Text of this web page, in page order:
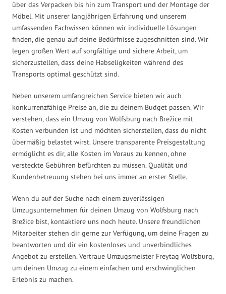
über das Verpacken bis hin zum Transport und der Montage der
Möbel. Mit unserer langjährigen Erfahrung und unserem
umfassenden Fachwissen können wir individuelle Lösungen
finden, die genau auf deine Bedürfnisse zugeschnitten sind. Wir
legen großen Wert auf sorgfältige und sichere Arbeit, um
sicherzustellen, dass deine Habseligkeiten während des
Transports optimal geschützt sind.
Neben unserem umfangreichen Service bieten wir auch
konkurrenzfähige Preise an, die zu deinem Budget passen. Wir
verstehen, dass ein Umzug von Wolfsburg nach Brežice mit
Kosten verbunden ist und möchten sicherstellen, dass du nicht
übermäßig belastet wirst. Unsere transparente Preisgestaltung
ermöglicht es dir, alle Kosten im Voraus zu kennen, ohne
versteckte Gebühren befürchten zu müssen. Qualität und
Kundenbetreuung stehen bei uns immer an erster Stelle.
Wenn du auf der Suche nach einem zuverlässigen
Umzugsunternehmen für deinen Umzug von Wolfsburg nach
Brežice bist, kontaktiere uns noch heute. Unsere freundlichen
Mitarbeiter stehen dir gerne zur Verfügung, um deine Fragen zu
beantworten und dir ein kostenloses und unverbindliches
Angebot zu erstellen. Vertraue Umzugsmeister Freytag Wolfsburg,
um deinen Umzug zu einem einfachen und erschwinglichen
Erlebnis zu machen.